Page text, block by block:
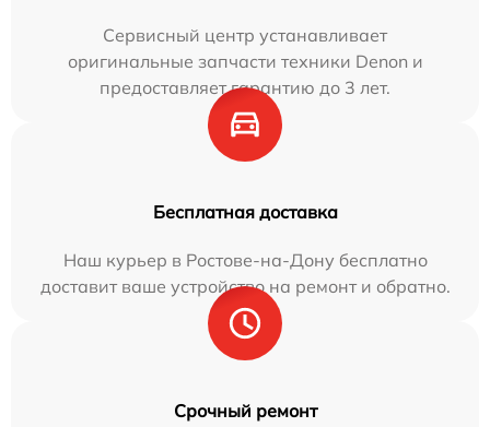
Сервисный центр устанавливает
оригинальные запчасти техники Denon и
предоставляет гарантию до 3 лет.
Бесплатная доставка
Наш курьер в Ростове-на-Дону бесплатно
доставит ваше устройство на ремонт и обратно.
Срочный ремонт